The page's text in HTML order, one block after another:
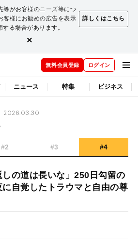
等がお客様のニーズ等につ
客様にお勧めの広告を表示
る場合があります。
詳しくはこちら
×
無料会員登録 ログイン
ニュース 特集 ビジネス
2026.03.30
#2 #3 #4
しの道は長いな」250日勾留の
自覚したトラウマと自由の尊